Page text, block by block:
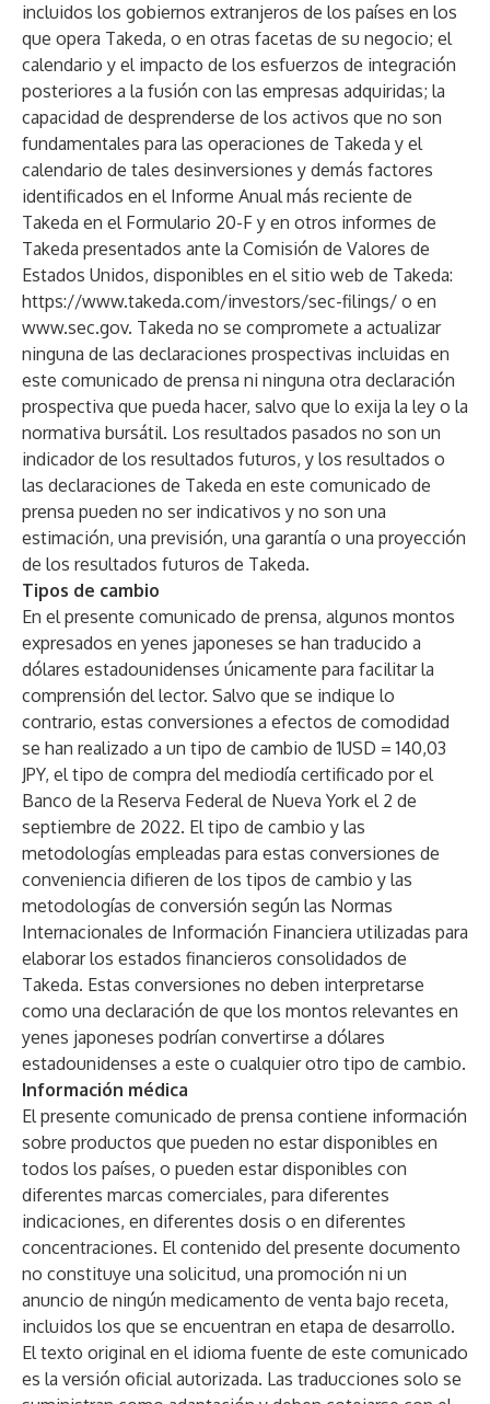
incluidos los gobiernos extranjeros de los países en los
que opera Takeda, o en otras facetas de su negocio; el
calendario y el impacto de los esfuerzos de integración
posteriores a la fusión con las empresas adquiridas; la
capacidad de desprenderse de los activos que no son
fundamentales para las operaciones de Takeda y el
calendario de tales desinversiones y demás factores
identificados en el Informe Anual más reciente de
Takeda en el Formulario 20-F y en otros informes de
Takeda presentados ante la Comisión de Valores de
Estados Unidos, disponibles en el sitio web de Takeda:
https://www.takeda.com/investors/sec-filings/ o en
www.sec.gov. Takeda no se compromete a actualizar
ninguna de las declaraciones prospectivas incluidas en
este comunicado de prensa ni ninguna otra declaración
prospectiva que pueda hacer, salvo que lo exija la ley o la
normativa bursátil. Los resultados pasados no son un
indicador de los resultados futuros, y los resultados o
las declaraciones de Takeda en este comunicado de
prensa pueden no ser indicativos y no son una
estimación, una previsión, una garantía o una proyección
de los resultados futuros de Takeda.
Tipos de cambio
En el presente comunicado de prensa, algunos montos
expresados en yenes japoneses se han traducido a
dólares estadounidenses únicamente para facilitar la
comprensión del lector. Salvo que se indique lo
contrario, estas conversiones a efectos de comodidad
se han realizado a un tipo de cambio de 1USD = 140,03
JPY, el tipo de compra del mediodía certificado por el
Banco de la Reserva Federal de Nueva York el 2 de
septiembre de 2022. El tipo de cambio y las
metodologías empleadas para estas conversiones de
conveniencia difieren de los tipos de cambio y las
metodologías de conversión según las Normas
Internacionales de Información Financiera utilizadas para
elaborar los estados financieros consolidados de
Takeda. Estas conversiones no deben interpretarse
como una declaración de que los montos relevantes en
yenes japoneses podrían convertirse a dólares
estadounidenses a este o cualquier otro tipo de cambio.
Información médica
El presente comunicado de prensa contiene información
sobre productos que pueden no estar disponibles en
todos los países, o pueden estar disponibles con
diferentes marcas comerciales, para diferentes
indicaciones, en diferentes dosis o en diferentes
concentraciones. El contenido del presente documento
no constituye una solicitud, una promoción ni un
anuncio de ningún medicamento de venta bajo receta,
incluidos los que se encuentran en etapa de desarrollo.
El texto original en el idioma fuente de este comunicado
es la versión oficial autorizada. Las traducciones solo se